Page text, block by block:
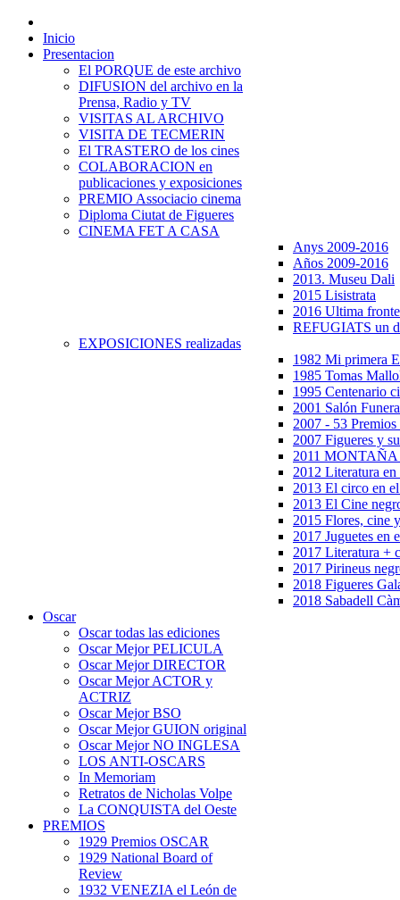
Inicio
Presentacion
El PORQUE de este archivo
DIFUSION del archivo en la
Prensa, Radio y TV
VISITAS AL ARCHIVO
VISITA DE TECMERIN
El TRASTERO de los cines
COLABORACION en
publicaciones y exposiciones
PREMIO Associacio cinema
Diploma Ciutat de Figueres
CINEMA FET A CASA
Anys 2009-2016
Años 2009-2016
2013. Museu Dali
2015 Lisistrata
2016 Ultima
REFUGIATS un
EXPOSICIONES realizadas
1982 Mi primera
1985 Tomas
1995 Centenario
2001 Salón
2007 - 53 Premios
2007 Figueres y
2011 MONTAÑA
2012 Literatura en
2013 El circo en
2013 El Cine
2015 Flores, cine
2017 Juguetes en
2017 Literatura +
2017 Pirineus
2018 Figueres
2018 Sabadell
Oscar
Oscar todas las ediciones
Oscar Mejor PELICULA
Oscar Mejor DIRECTOR
Oscar Mejor ACTOR y
ACTRIZ
Oscar Mejor BSO
Oscar Mejor GUION original
Oscar Mejor NO INGLESA
LOS ANTI-OSCARS
In Memoriam
Retratos de Nicholas Volpe
La CONQUISTA del Oeste
PREMIOS
1929 Premios OSCAR
1929 National Board of
Review
1932 VENEZIA el León de